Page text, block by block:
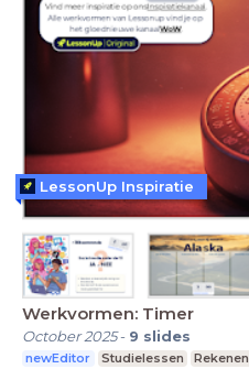
Werkvormen: Timer
October 2025- 9 slides
newEditor Studielessen Rekenen
LessonUp Inspiratie